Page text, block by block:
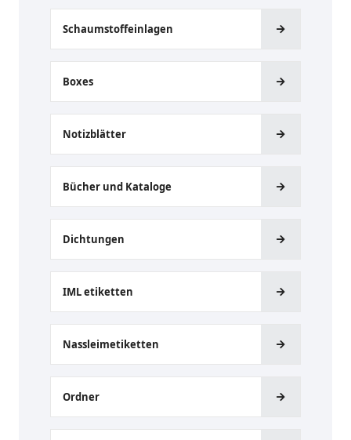
Schaumstoffeinlagen
Boxes
Notizblätter
Bücher und Kataloge
Dichtungen
IML etiketten
Nassleimetiketten
Ordner